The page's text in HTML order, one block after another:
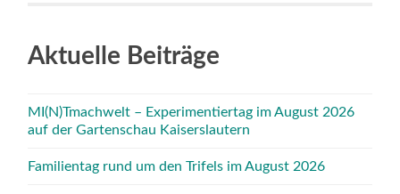
Aktuelle Beiträge
MI(N)Tmachwelt – Experimentiertag im August 2026
auf der Gartenschau Kaiserslautern
Familientag rund um den Trifels im August 2026